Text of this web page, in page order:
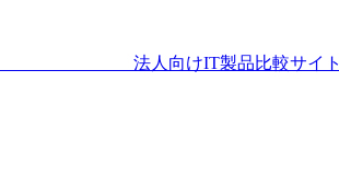
法人向けIT製品比較サイト